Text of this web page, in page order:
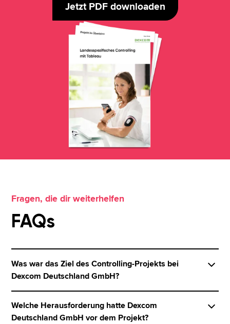
Jetzt PDF downloaden
Fragen, die dir weiterhelfen
FAQs
Was war das Ziel des Controlling-Projekts bei
Dexcom Deutschland GmbH?
landesspezifisches und eigenständiges Controlling
Welche Herausforderung hatte Dexcom
Deutschland GmbH vor dem Projekt?